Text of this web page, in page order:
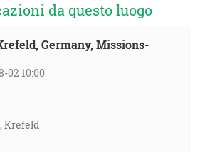
da questo luogo
Germany, Missions-
02 10:00
Krefeld